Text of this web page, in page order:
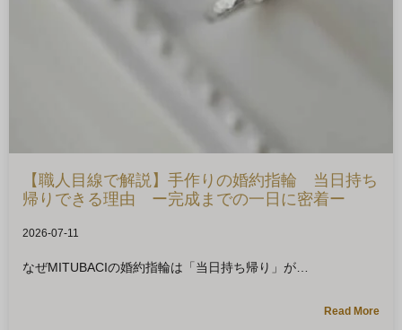
【職人目線で解説】手作りの婚約指輪 当日持ち
帰りできる理由 ー完成までの一日に密着ー
2026-07-11
なぜMITUBACIの婚約指輪は「当日持ち帰り」が
Read More